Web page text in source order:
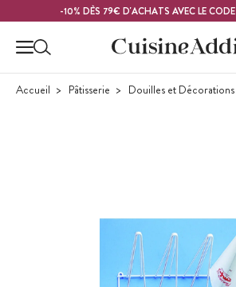
Contenu principal-10% DÈS 79€ D'ACHATS AVEC LE CODE
Accueil Pâtisserie Douilles et Décorations